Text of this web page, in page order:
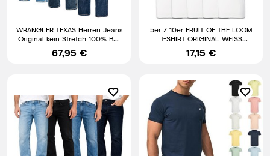
WRANGLER TEXAS Herren Jeans
Original kein Stretch 100% BW
Herrenjeans Jeanshose
67,95 €
5er / 10er FRUIT OF THE LOOM
T-SHIRT ORIGINAL WEISS
HERREN SHIRT - S M L XL XXL
17,15 €